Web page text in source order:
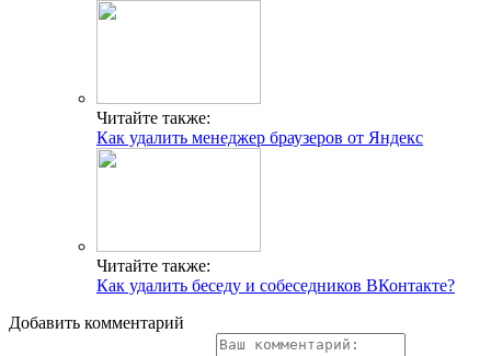
Читайте также:
Как удалить менеджер браузеров от Яндекс
Читайте также:
Как удалить беседу и собеседников ВКонтакте?
Добавить комментарий